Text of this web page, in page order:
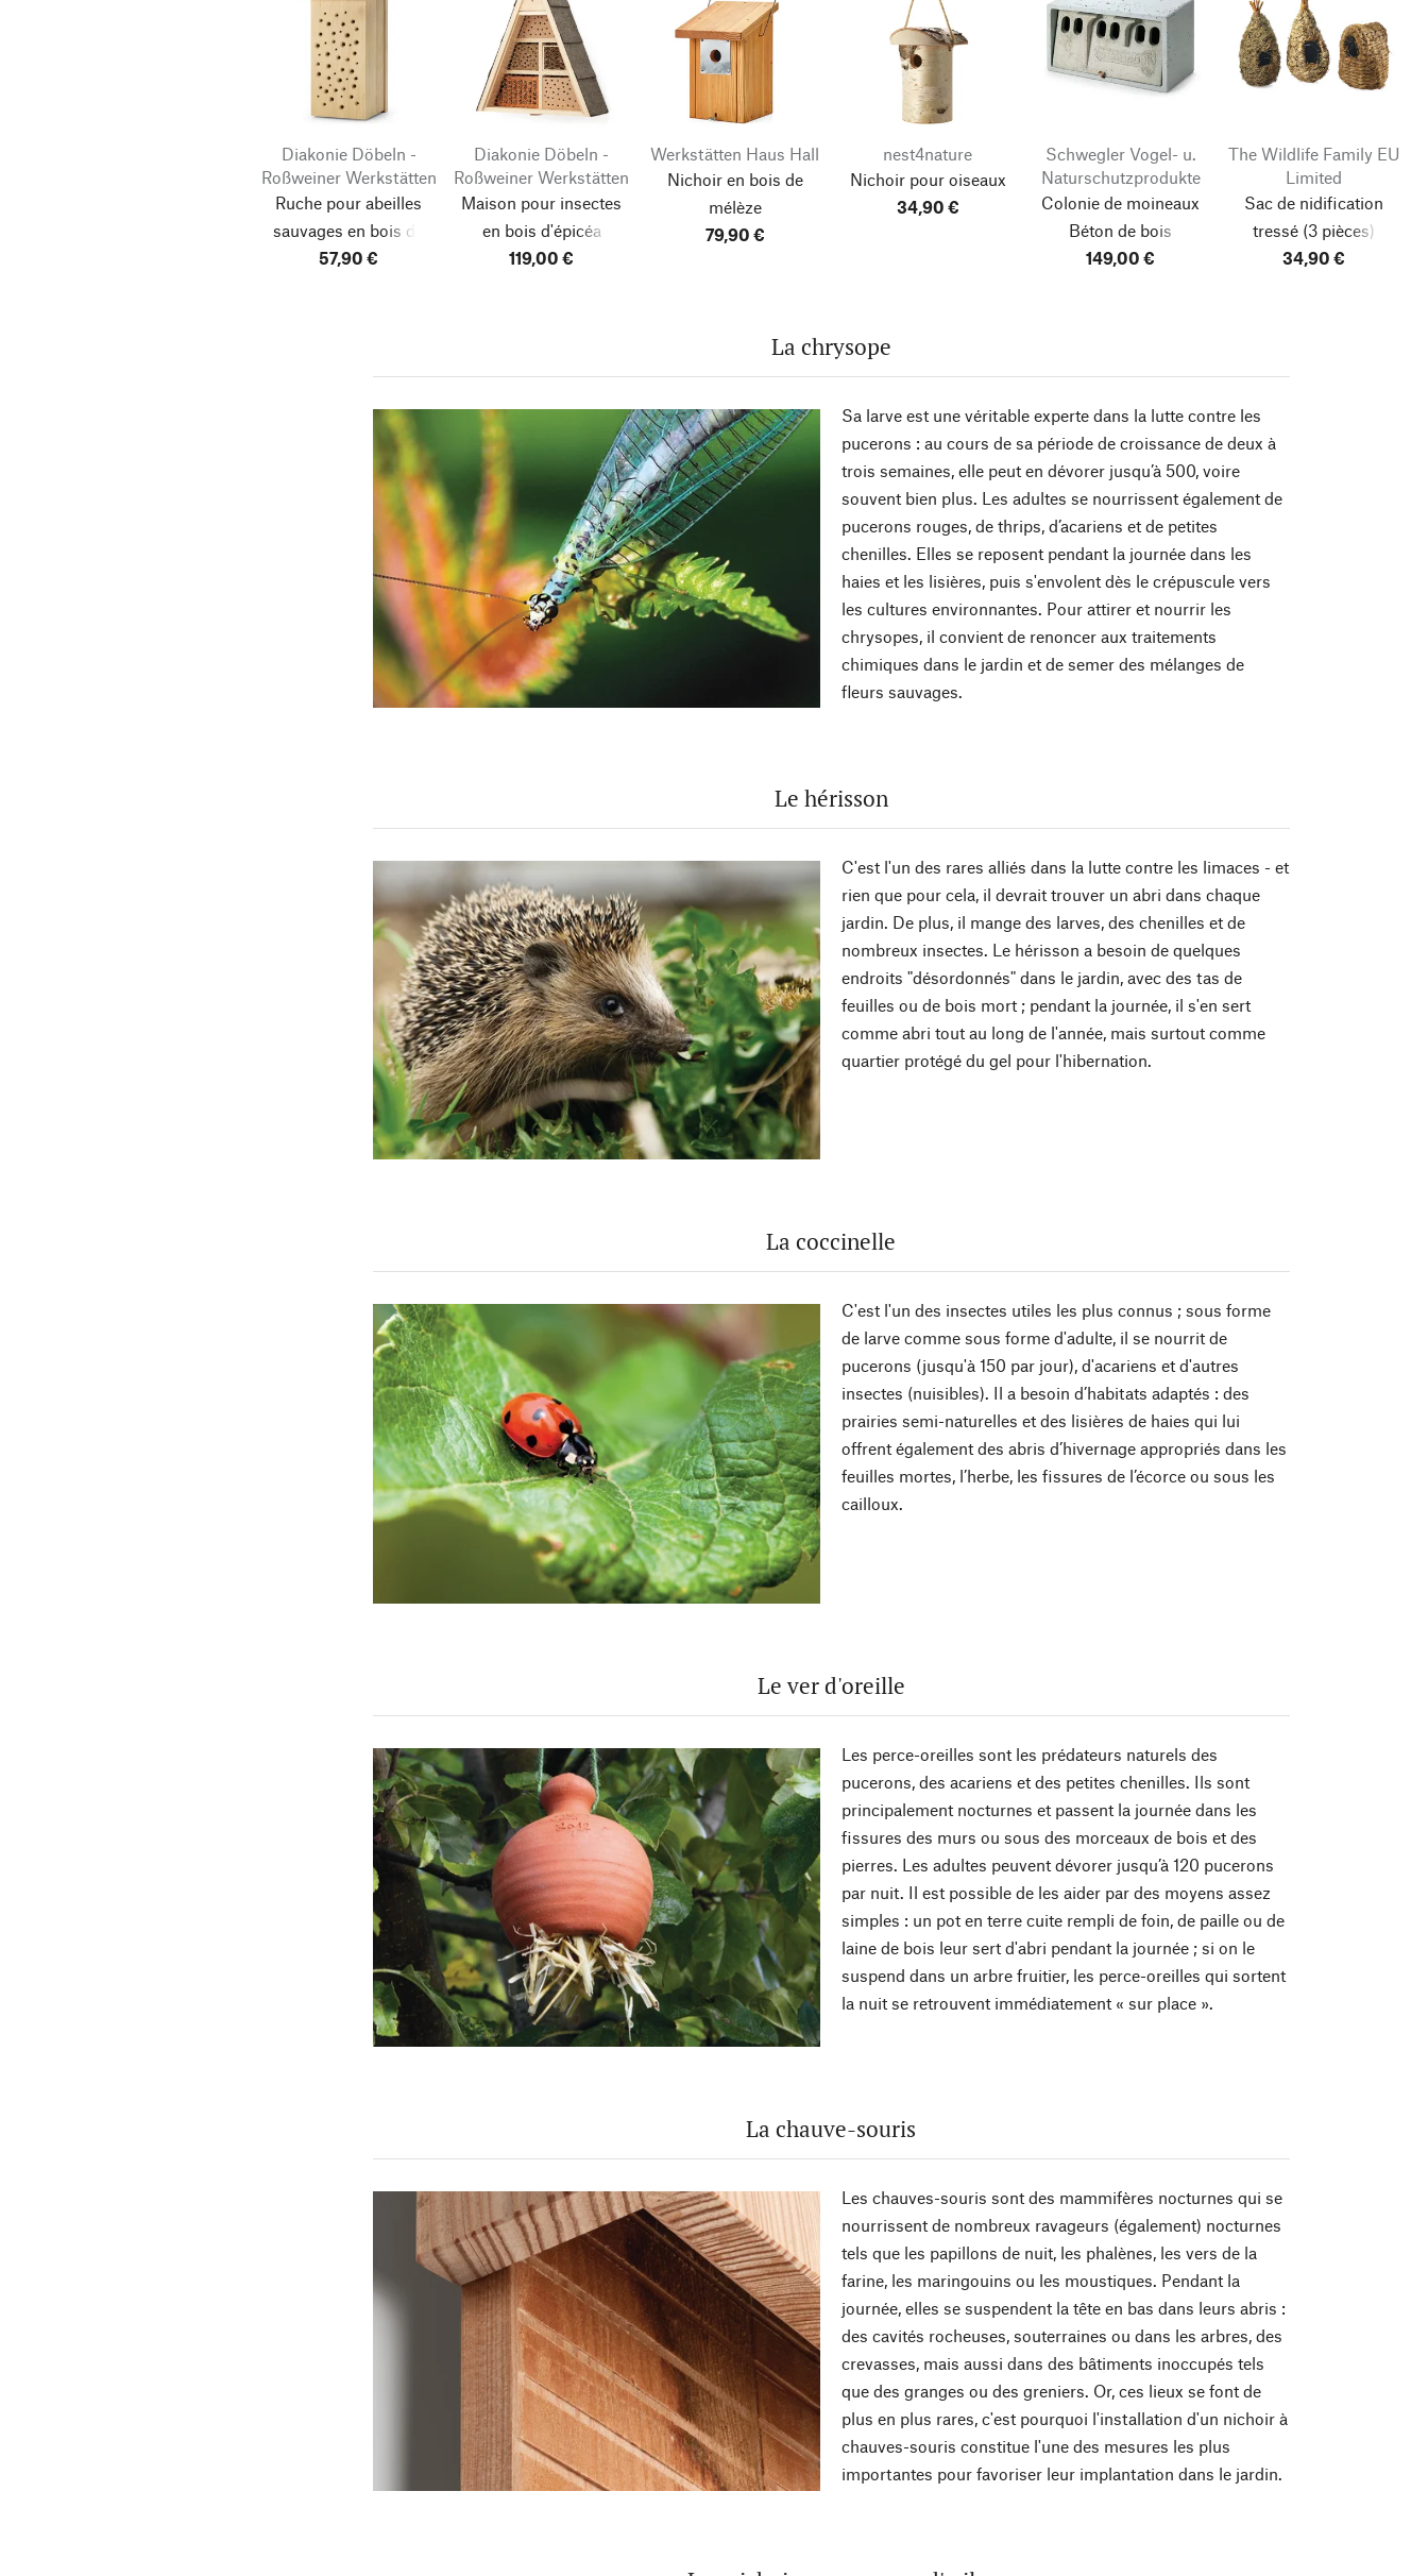
Diakonie Döbeln -
Roßweiner Werkstätten
Ruche pour abeilles
sauvages en bois de
robinier
57,90 €
Diakonie Döbeln -
Roßweiner Werkstätten
Maison pour insectes
en bois d'épicéa
119,00 €
Werkstätten Haus Hall
Nichoir en bois de
mélèze
79,90 €
nest4nature
Nichoir pour oiseaux
34,90 €
Schwegler Vogel- u.
Naturschutzprodukte
Colonie de moineaux
Béton de bois
149,00 €
The Wildlife Family EU
Limited
Sac de nidification
tressé(3 pièces)
34,90 €
La chrysope
Sa larve est une véritable experte dans la lutte contre les
pucerons : au cours de sa période de croissance de deux à
trois semaines, elle peut en dévorer jusqu’à 500, voire
souvent bien plus. Les adultes se nourrissent également de
pucerons rouges, de thrips, d’acariens et de petites
chenilles. Elles se reposent pendant la journée dans les
haies et les lisières, puis s'envolent dès le crépuscule vers
les cultures environnantes. Pour attirer et nourrir les
chrysopes, il convient de renoncer aux traitements
chimiques dans le jardin et de semer des mélanges de
fleurs sauvages.
Le hérisson
C'est l'un des rares alliés dans la lutte contre les limaces - et
rien que pour cela, il devrait trouver un abri dans chaque
jardin. De plus, il mange des larves, des chenilles et de
nombreux insectes. Le hérisson a besoin de quelques
endroits "désordonnés" dans le jardin, avec des tas de
feuilles ou de bois mort ; pendant la journée, il s'en sert
comme abri tout au long de l'année, mais surtout comme
quartier protégé du gel pour l'hibernation.
La coccinelle
C'est l'un des insectes utiles les plus connus ; sous forme
de larve comme sous forme d'adulte, il se nourrit de
pucerons (jusqu'à 150 par jour), d'acariens et d'autres
insectes (nuisibles). Il a besoin d’habitats adaptés : des
prairies semi-naturelles et des lisières de haies qui lui
offrent également des abris d’hivernage appropriés dans les
feuilles mortes, l’herbe, les fissures de l’écorce ou sous les
cailloux.
Le ver d'oreille
Les perce-oreilles sont les prédateurs naturels des
pucerons, des acariens et des petites chenilles. Ils sont
principalement nocturnes et passent la journée dans les
fissures des murs ou sous des morceaux de bois et des
pierres. Les adultes peuvent dévorer jusqu’à 120 pucerons
par nuit. Il est possible de les aider par des moyens assez
simples : un pot en terre cuite rempli de foin, de paille ou de
laine de bois leur sert d'abri pendant la journée ; si on le
suspend dans un arbre fruitier, les perce-oreilles qui sortent
la nuit se retrouvent immédiatement « sur place ».
La chauve-souris
Les chauves-souris sont des mammifères nocturnes qui se
nourrissent de nombreux ravageurs (également) nocturnes
tels que les papillons de nuit, les phalènes, les vers de la
farine, les maringouins ou les moustiques. Pendant la
journée, elles se suspendent la tête en bas dans leurs abris :
des cavités rocheuses, souterraines ou dans les arbres, des
crevasses, mais aussi dans des bâtiments inoccupés tels
que des granges ou des greniers. Or, ces lieux se font de
plus en plus rares, c'est pourquoi l'installation d'un nichoir à
chauves-souris constitue l'une des mesures les plus
importantes pour favoriser leur implantation dans le jardin.